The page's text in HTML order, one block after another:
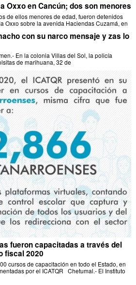
Oxxo en Cancún; dos son menores
de ellos menores de edad, fueron detenidos
Oxxo sobre la avenida Haciendas Cuzamá, en
con su narco mensaje y zas lo
En la colonia Villas del Sol, la policía
de marihuana, 32 de
fueron capacitadas a través del
fiscal 2020
cursos de capacitación en todo el Estado, en
por el ICATQR Chetumal.- El Instituto